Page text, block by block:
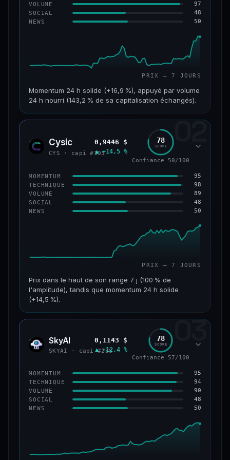
VOLUME 97
SOCIAL 48
NEWS 50
PRIX — 7 JOURS
Momentum 24 h solide (+16,9 %), appuyé par volume
24 h nourri (143,2 % de sa capitalisation échangés).
CAP. MARCHÉ VOLUME 24 H
VAR. 7 J VAR. 30 J
−10,2 %
VS ATH
−42,1 %
CONFIANCE 43/100
02
CYS Cysic
CYS · capi #193
0,9446 $
▲ +14,5 %
78
SCORE
Confiance 50/100
MOMENTUM 95
TECHNIQUE 98
VOLUME 89
SOCIAL 48
NEWS 50
PRIX — 7 JOURS
Prix dans le haut de son range 7 j (100 % de
l'amplitude), tandis que momentum 24 h solide
(+14,5 %).
CAP. MARCHÉ VOLUME 24 H
VAR. 7 J VAR. 30 J
+211,4 %
VS ATH
−3,2 % #193
CONFIANCE 50/100
03
SKYA SkyAI
SKYAI · capi #238
0,1143 $
▲ +12,4 %
78
SCORE
Confiance 57/100
MOMENTUM 95
TECHNIQUE 94
VOLUME 90
SOCIAL 48
NEWS 50